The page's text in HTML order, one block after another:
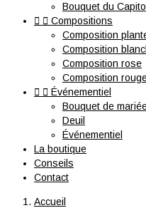
Bouquet du
  Compositions
Composition
Composition
Composition rose
Composition
  Événementiel
Bouquet de
Deuil
Événementiel
La boutique
Conseils
Contact
Accueil